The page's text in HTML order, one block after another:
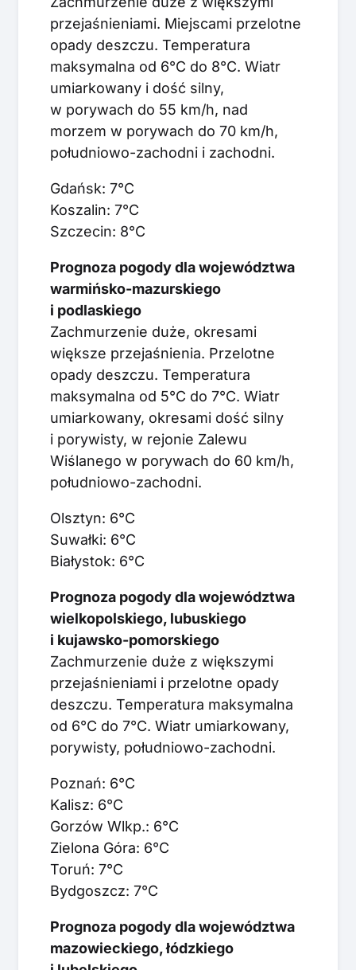
przejaśnieniami. Miejscami przelotne
opady deszczu. Temperatura
maksymalna od 6°C do 8°C. Wiatr
umiarkowany i dość silny,
w porywach do 55 km/h, nad
morzem w porywach do 70 km/h,
południowo-zachodni i zachodni.
Gdańsk: 7°C
Koszalin: 7°C
Szczecin: 8°C
Prognoza pogody dla województwa
warmińsko-mazurskiego
i podlaskiego
Zachmurzenie duże, okresami
większe przejaśnienia. Przelotne
opady deszczu. Temperatura
maksymalna od 5°C do 7°C. Wiatr
umiarkowany, okresami dość silny
i porywisty, w rejonie Zalewu
Wiślanego w porywach do 60 km/h,
południowo-zachodni.
Olsztyn: 6°C
Suwałki: 6°C
Białystok: 6°C
Prognoza pogody dla województwa
wielkopolskiego, lubuskiego
i kujawsko-pomorskiego
Zachmurzenie duże z większymi
przejaśnieniami i przelotne opady
deszczu. Temperatura maksymalna
od 6°C do 7°C. Wiatr umiarkowany,
porywisty, południowo-zachodni.
Poznań: 6°C
Kalisz: 6°C
Gorzów Wlkp.: 6°C
Zielona Góra: 6°C
Toruń: 7°C
Bydgoszcz: 7°C
Prognoza pogody dla województwa
mazowieckiego, łódzkiego